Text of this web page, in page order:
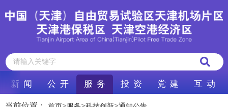
新 闻 公 开 服 务 投 资 党 建 互 动